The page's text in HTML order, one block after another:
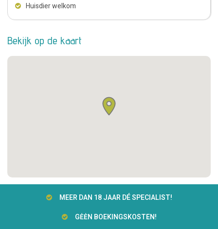
Huisdier welkom
Bekijk op de kaart
MEER DAN 18 JAAR DÉ SPECIALIST!
GĖĖN BOEKINGSKOSTEN!